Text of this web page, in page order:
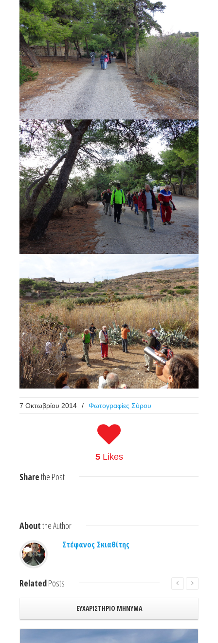
7 Οκτωβρίου 2014 / Φωτογραφίες Σύρου
5Likes
Sharethe Post
Aboutthe Author
Στέφανος Σκιαθίτης
RelatedPosts
ΕΥΧΑΡΙΣΤΗΡΙΟ ΜΗΝΥΜΑ